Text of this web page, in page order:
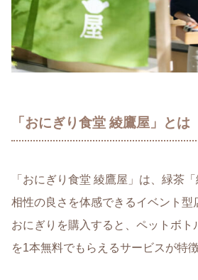
「おにぎり食堂 綾鷹屋」とは
「おにぎり食堂 綾鷹屋」は、緑茶
相性の良さを体感できるイベント型
おにぎりを購入すると、ペットボト
を1本無料でもらえるサービスが特徴